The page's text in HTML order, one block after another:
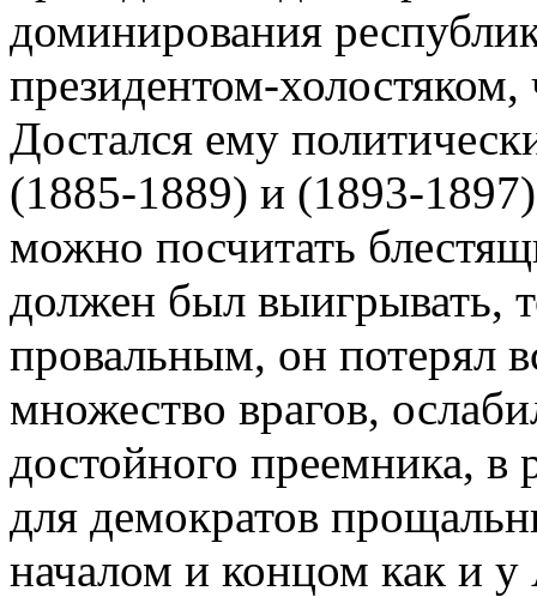
доминирования
президентом-
Достался ему
(1885-1889) и (1893-
можно посчитать
должен был выигрывать,
провальным, он потерял
множество врагов,
достойного преемника, в
для демократов
началом и концом как и у